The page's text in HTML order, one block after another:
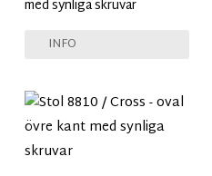
med synliga skruvar
INFO